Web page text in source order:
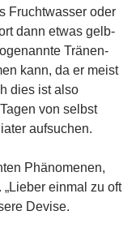
Fruchtwasser oder
dann etwas gelb-
Tränen-
kann, da er meist
dies ist also
von selbst
aufsuchen.
Phänomenen,
einmal zu oft
Devise.